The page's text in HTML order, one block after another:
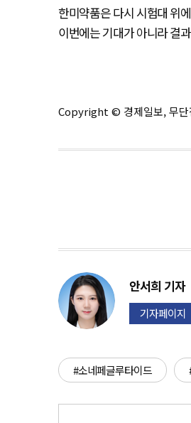
한미약품은 다시 시험대 위
이번에는 기대가 아니라 결
Copyright © 경제일보, 무단
안서희 기자
기자페이지
#소네페글루타이드